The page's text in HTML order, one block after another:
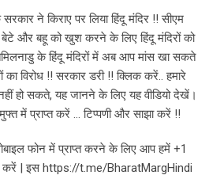
ने किराए पर लिया हिंदू मंदिर !! सीएम
बेटे और बहू को खुश करने के लिए हिंदू मंदिरों को
के हिंदू मंदिरों में अब आप मांस खा सकते
विरोध !! सरकार डरी !! क्लिक करें.. हमारे
हो सकते, यह जानने के लिए यह वीडियो देखें।
में प्राप्त करें … टिप्पणी और साझा करें !!
फोन में प्राप्त करने के लिए आप हमें +1
करें | इस https://t.me/BharatMargHindi